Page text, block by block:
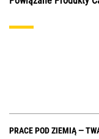
PRACE POD ZIEMIĄ —